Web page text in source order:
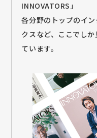
INNOVATORS」
各分野のトップのイ
クスなど、ここでし
ています。